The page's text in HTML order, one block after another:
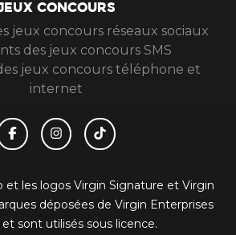
CONCOURS
jeux concours réseaux sociaux
des jeux concours SMS
jeux concours téléphone et
internet
et les logos Virgin Signature et Virgin
déposées de Virgin Enterprises
sont utilisés sous licence.